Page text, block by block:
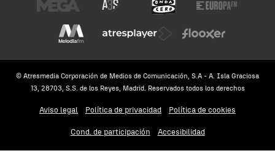
© Atresmedia Corporación de Medios de Comunicación, S.A - A. Isla Graciosa
13, 28703, S.S. de los Reyes, Madrid. Reservados todos los derechos
Aviso legal Política de privacidad Política de cookies
Cond. de participación Accesibilidad